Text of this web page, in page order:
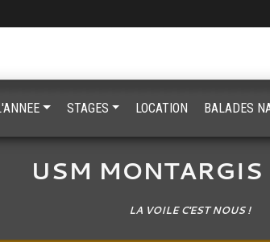
USM MONTARGIS
LA VOILE C'EST NOUS !
STAGES LOCATION BALADES